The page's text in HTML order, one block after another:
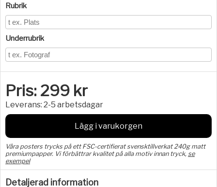
Rubrik
Underrubrik
Pris: 299 kr
Leverans: 2-5 arbetsdagar
Lägg i varukorgen
Våra posters trycks på ett FSC-certifierat svensktillverkat 240g matt
premiumpapper. Vi förbättrar kvalitet på alla motiv innan tryck, se
exempel
Detaljerad information